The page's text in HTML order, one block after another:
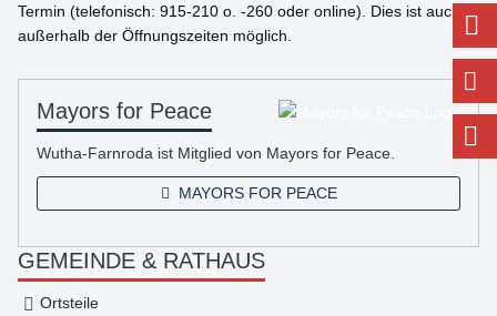
Termin (telefonisch: 915-210 o. -260 oder online). Dies ist auch
außerhalb der Öffnungszeiten möglich.
Mayors for Peace
Wutha-Farnroda ist Mitglied von Mayors for Peace.
MAYORS FOR PEACE
GEMEINDE & RATHAUS
Ortsteile